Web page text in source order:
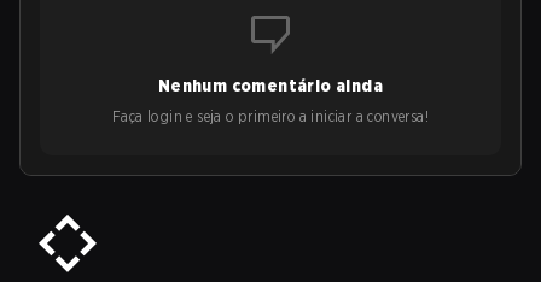
Nenhum comentário ainda
Faça login e seja o primeiro a iniciar a conversa!